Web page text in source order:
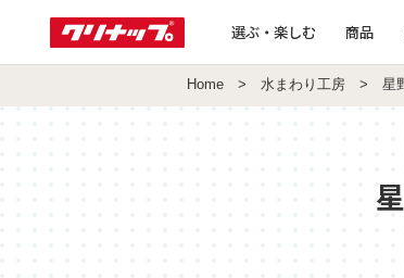
選ぶ・楽しむ 商品
Home > 水まわり工房 > 星野